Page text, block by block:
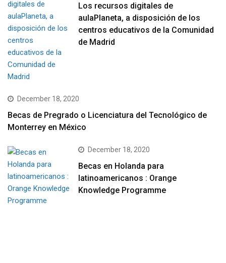
Los recursos digitales de
aulaPlaneta, a disposición de los
centros educativos de la Comunidad
de Madrid
December 18, 2020
Becas de Pregrado o Licenciatura del Tecnológico de
Monterrey en México
December 18, 2020
Becas en Holanda para
latinoamericanos : Orange
Knowledge Programme